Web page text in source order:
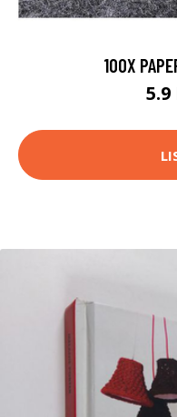
100X
5.9